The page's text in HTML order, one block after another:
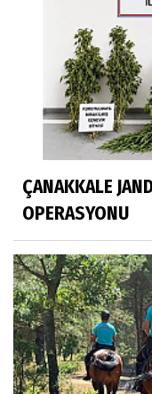
ÇANAKKALE
OPERASYONU